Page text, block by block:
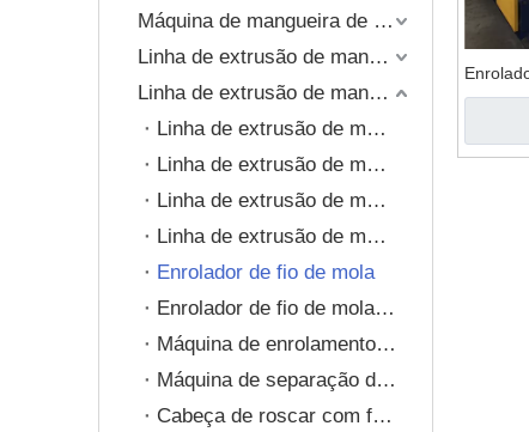
Grânulo composto e
Extrusão de tapete de
Máquina de mangueira de PVC reforçado com espiral
Linha de extrusão de mangueira trançada de PVC
Linha de extrusão de mangueira reforçada com fio de mola
Linha de extrusão de mangueira de PVC reforçada com fio de mola
Linha de extrusão de mangueira TPE reforçada com fio de mola
Linha de extrusão de mangueira TPU reforçada com fio de mola
Linha de extrusão de mangueira de PVC reforçado com fio de mola e composto de fio
Enrolador de fio de mola
Enrolador de fio de mola especial (sem relevo)
Máquina de enrolamento de fio de aço
Máquina de separação de fio de aço (reciclagem)
Cabeça de roscar com ferramentas